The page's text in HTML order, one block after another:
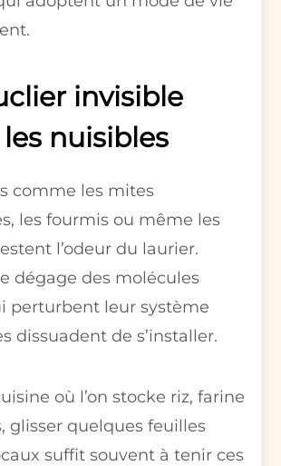
invisible
nuisibles
comme les mites
les fourmis ou même les
l’odeur du laurier.
dégage des molécules
perturbent leur système
dissuadent de s’installer.
où l’on stocke riz, farine
glisser quelques feuilles
suffit souvent à tenir ces